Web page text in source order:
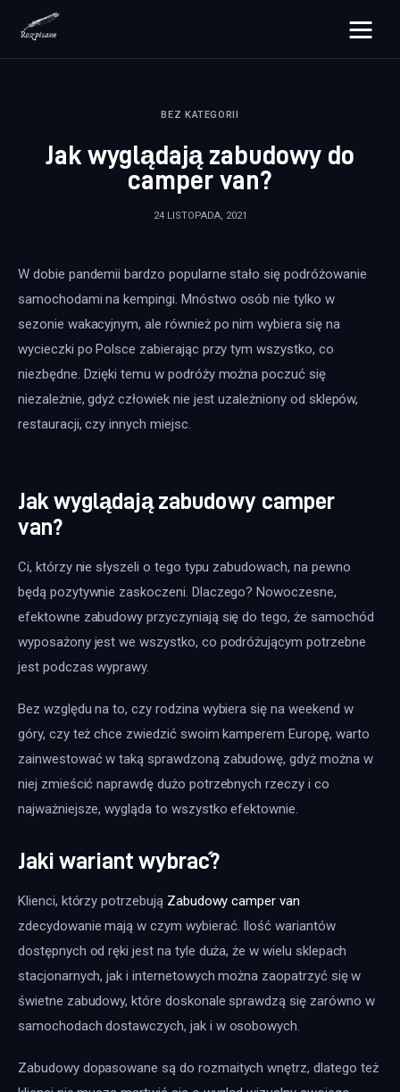
rozpisane.pl
Zdrowie
Więcej
BEZ KATEGORII
Jak wyglądają zabudowy do
camper van?
24 LISTOPADA, 2021
W dobie pandemii bardzo popularne stało się podróżowanie
samochodami na kempingi. Mnóstwo osób nie tylko w
sezonie wakacyjnym, ale również po nim wybiera się na
wycieczki po Polsce zabierając przy tym wszystko, co
niezbędne. Dzięki temu w podróży można poczuć się
niezależnie, gdyż człowiek nie jest uzależniony od sklepów,
restauracji, czy innych miejsc.
Jak wyglądają zabudowy camper
van?
Ci, którzy nie słyszeli o tego typu zabudowach, na pewno
będą pozytywnie zaskoczeni. Dlaczego? Nowoczesne,
efektowne zabudowy przyczyniają się do tego, że samochód
wyposażony jest we wszystko, co podróżującym potrzebne
jest podczas wyprawy.
Bez względu na to, czy rodzina wybiera się na weekend w
góry, czy też chce zwiedzić swoim kamperem Europę, warto
zainwestować w taką sprawdzoną zabudowę, gdyż można w
niej zmieścić naprawdę dużo potrzebnych rzeczy i co
najważniejsze, wygląda to wszystko efektownie.
Jaki wariant wybrać?
Klienci, którzy potrzebują Zabudowy camper van
zdecydowanie mają w czym wybierać. Ilość wariantów
dostępnych od ręki jest na tyle duża, że w wielu sklepach
stacjonarnych, jak i internetowych można zaopatrzyć się w
świetne zabudowy, które doskonale sprawdzą się zarówno w
samochodach dostawczych, jak i w osobowych.
Zabudowy dopasowane są do rozmaitych wnętrz, dlatego też